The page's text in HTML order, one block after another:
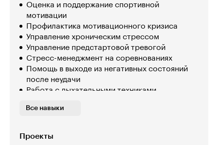
Оценка и поддержание спортивной
мотивации
Профилактика мотивационного кризиса
Управление хроническим стрессом
Управление предстартовой тревогой
Стресс-менеджмент на соревнованиях
Помощь в выходе из негативных состояний
после неудачи
Работа с дыхательными техниками
Проведение аутогенных тренировок
Все навыки
Проекты